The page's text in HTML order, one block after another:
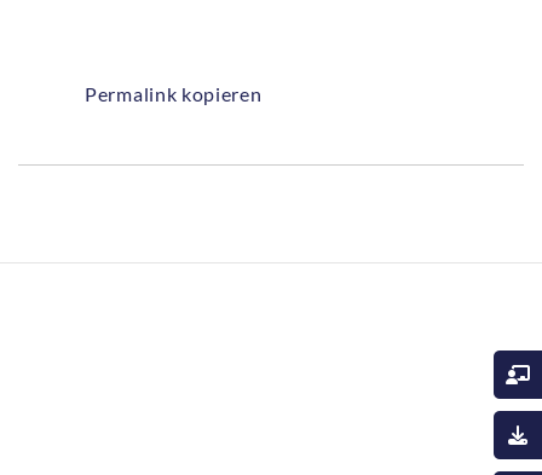
Permalink kopieren